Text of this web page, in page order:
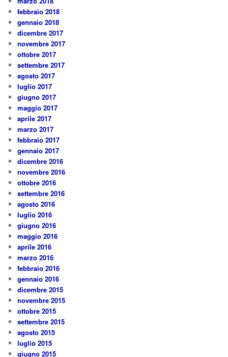
febbraio 2018
gennaio 2018
dicembre 2017
novembre 2017
ottobre 2017
settembre 2017
agosto 2017
luglio 2017
giugno 2017
maggio 2017
aprile 2017
marzo 2017
febbraio 2017
gennaio 2017
dicembre 2016
novembre 2016
ottobre 2016
settembre 2016
agosto 2016
luglio 2016
giugno 2016
maggio 2016
aprile 2016
marzo 2016
febbraio 2016
gennaio 2016
dicembre 2015
novembre 2015
ottobre 2015
settembre 2015
agosto 2015
luglio 2015
giugno 2015